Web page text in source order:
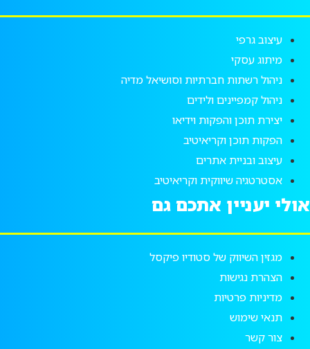
עיצוב גרפי
מיתוג עסקי
ניהול רשתות חברתיות וסושיאל מדיה
ניהול קמפיינים ולידים
יצירת תוכן והפקות וידיאו
הפקות תוכן וקריאיטיב
עיצוב ובניית אתרים
אסטרטגיה שיווקית וקריאיטיב
אולי יעניין אתכם גם
מגזין השיווק של סטודיו פיקסל
הצהרת נגישות
מדיניות פרטיות
תנאי שימוש
צור קשר